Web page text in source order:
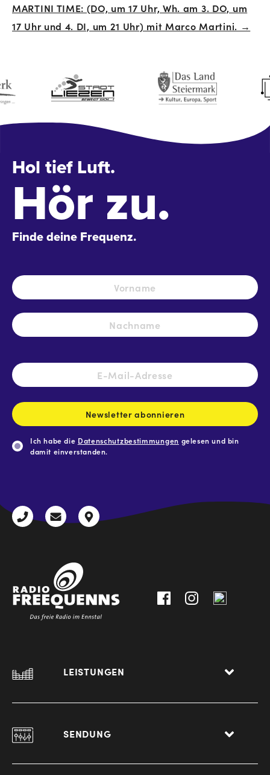
MARTINI TIME: (DO, um 17 Uhr, Wh. am 3. DO, um
17 Uhr und 4. DI, um 21 Uhr) mit Marco Martini. →
Hol tief Luft.
Hör zu.
Finde deine Frequenz.
Name *
E-
Mail-
Newsletter abonnieren
Ich habe die Datenschutzbestimmungen gelesen und bin
damit einverstanden.
+43
radio@freequenns.at
Kulturhausstraße
LEISTUNGEN
SENDUNG